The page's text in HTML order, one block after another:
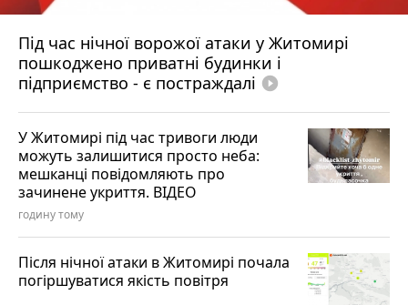
Під час нічної ворожої атаки у Житомирі
пошкоджено приватні будинки і
підприємство - є постраждалі play_circle_filled
У Житомирі під час тривоги люди
можуть залишитися просто неба:
мешканці повідомляють про
зачинене укриття. ВІДЕО
годину тому
Після нічної атаки в Житомирі почала
погіршуватися якість повітря